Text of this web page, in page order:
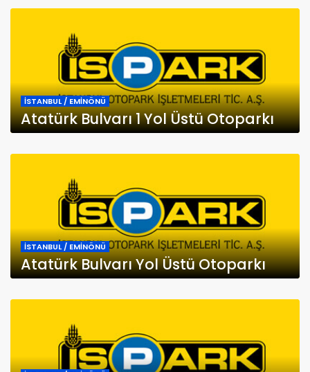
İSTANBUL / EMİNÖNÜ
Atatürk Bulvarı 1 Yol Üstü Otoparkı
İSTANBUL / EMİNÖNÜ
Atatürk Bulvarı Yol Üstü Otoparkı